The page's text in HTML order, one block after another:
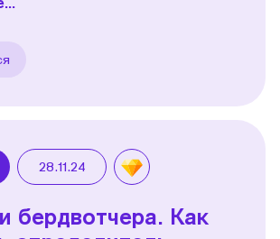
28.11.24
бердвотчера. Как